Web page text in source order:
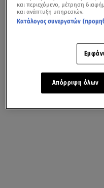
και περιεχόμενο, μέτρηση
και ανάπτυξη υπηρεσιών.
Κατάλογος συνεργατών
Απόρριψη όλων